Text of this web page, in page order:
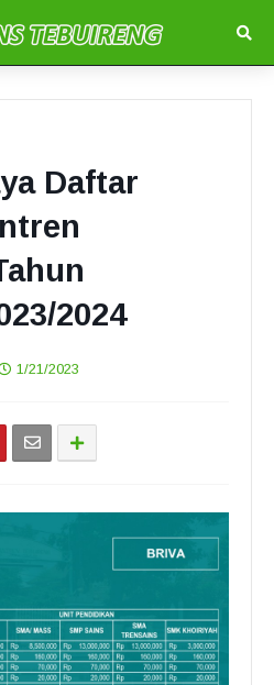
Daftar
2024
1/21/2023